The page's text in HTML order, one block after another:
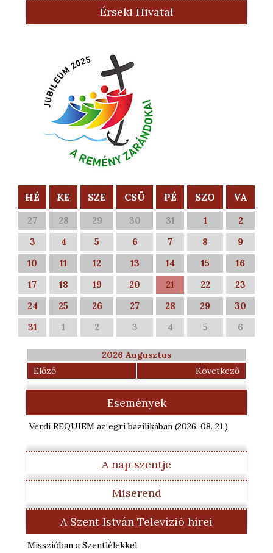
Érseki Hivatal
HÉ KE SZE CSÜ PÉ SZO VA
27 28 29 30 31 1
2
3
4 5 6 7 8
9
10
11 12 13 14 15
16
17
18 19 20 21 22
23
24
25 26 27 28 29
30
31
1 2 3 4 5 6
2026 Augusztus
Előző
Következő
Események
Verdi REQUIEM az egri bazilikában (2026. 08. 21.)
A nap szentje
Miserend
A Szent István Televízió hírei
Misszióban a Szentlélekkel